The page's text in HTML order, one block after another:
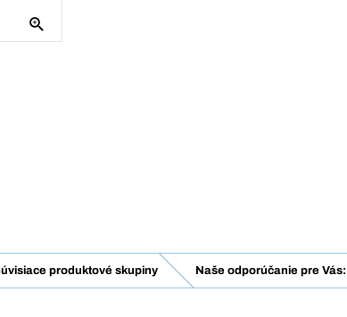
produktové skupiny Naše odporúčanie pre Vás: